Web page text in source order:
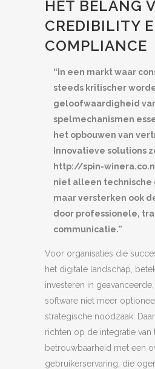
HET BELANG
CREDIBILITY
COMPLIANCE
“In een markt waar
steeds kritischer
geloofwaardigheid
spelmechanismen
het opbouwen van
Innovatieve solutions
http://spin-
niet alleen technische
maar versterken ook
door professionele,
communicatie.”
Voor organisaties die
het digitale landschap,
investeren in
software niet meer
strategische noodzaak.
richten op de integratie
betrouwbaarheid met een
gebruikerservaring, die